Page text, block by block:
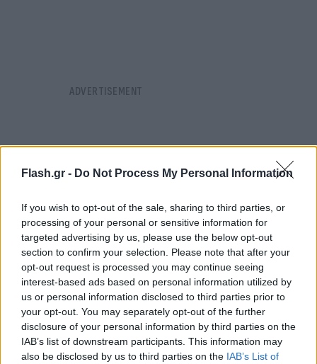
Flash.gr - Do Not Process My Personal Information
If you wish to opt-out of the sale, sharing to third parties, or
processing of your personal or sensitive information for
targeted advertising by us, please use the below opt-out
section to confirm your selection. Please note that after your
opt-out request is processed you may continue seeing
interest-based ads based on personal information utilized by
us or personal information disclosed to third parties prior to
your opt-out. You may separately opt-out of the further
disclosure of your personal information by third parties on the
IAB’s list of downstream participants. This information may
also be disclosed by us to third parties on the IAB’s List of
«Σε λίγο θα ξέρουμε περισσότερα», είπε στους
δημοσιογράφους όταν του ζήτησαν να κάνει